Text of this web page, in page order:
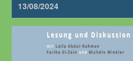
13/08/2024